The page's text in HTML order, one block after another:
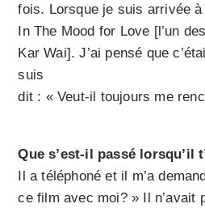
fois. Lorsque je suis arrivée à
In The Mood for Love [l’un
Kar Wai]. J’ai pensé que
suis
dit : « Veut-il toujours me
Que s’est-il passé lorsqu’il
Il a téléphoné et il m’a
ce film avec moi? » Il n’avait